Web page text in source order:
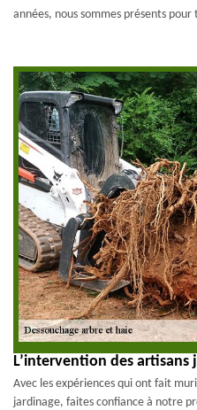
années, nous sommes présents
L’intervention des
Avec les expériences qui ont fait
jardinage, faites confiance à notre